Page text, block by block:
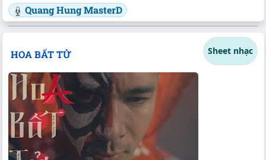
Quang Hung MasterD
HOA BẤT TỬ Sheet nhạc